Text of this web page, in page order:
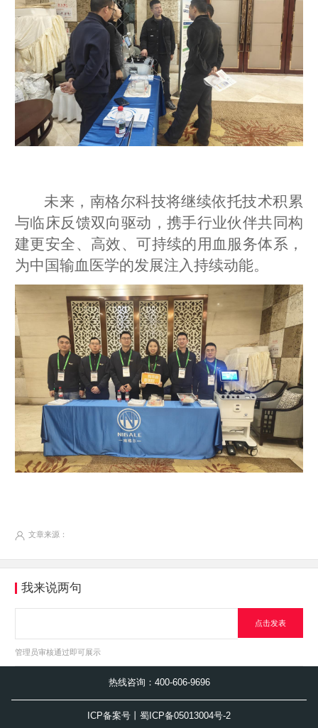
未来，南格尔科技将继续依托技术积累
与临床反馈双向驱动，携手行业伙伴共同构
建更安全、高效、可持续的用血服务体系，
为中国输血医学的发展注入持续动能。
文章来源：
我来说两句
点击发表
管理员审核通过即可展示
热线咨询：400-606-9696
ICP备案号丨蜀ICP备05013004号-2